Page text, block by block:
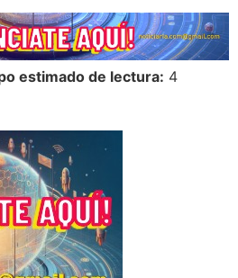
estimado de lectura: 4